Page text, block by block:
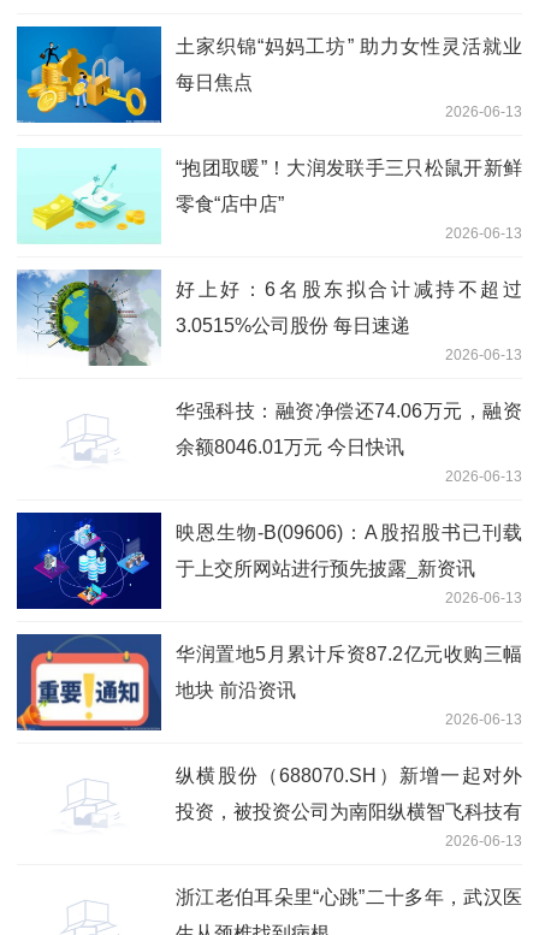
土家织锦“妈妈工坊” 助力女性灵活就业
每日焦点
2026-06-13
“抱团取暖”！大润发联手三只松鼠开新鲜
零食“店中店”
2026-06-13
好上好：6名股东拟合计减持不超过
3.0515%公司股份 每日速递
2026-06-13
华强科技：融资净偿还74.06万元，融资
余额8046.01万元 今日快讯
2026-06-13
映恩生物-B(09606)：A股招股书已刊载
于上交所网站进行预先披露_新资讯
2026-06-13
华润置地5月累计斥资87.2亿元收购三幅
地块 前沿资讯
2026-06-13
纵横股份（688070.SH）新增一起对外
投资，被投资公司为南阳纵横智飞科技有
2026-06-13
浙江老伯耳朵里“心跳”二十多年，武汉医